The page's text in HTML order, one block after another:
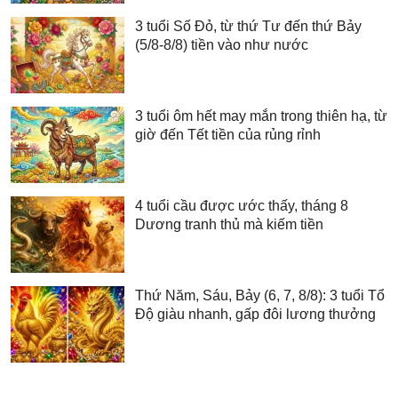
3 tuổi Số Đỏ, từ thứ Tư đến thứ Bảy
(5/8-8/8) tiền vào như nước
3 tuổi ôm hết may mắn trong thiên hạ, từ
giờ đến Tết tiền của rủng rỉnh
4 tuổi cầu được ước thấy, tháng 8
Dương tranh thủ mà kiếm tiền
Thứ Năm, Sáu, Bảy (6, 7, 8/8): 3 tuổi Tổ
Độ giàu nhanh, gấp đôi lương thưởng